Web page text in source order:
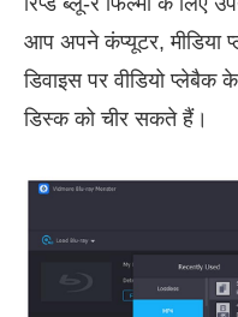
आप अपने कंप्यूटर, मीडिया
डिवाइस पर वीडियो प्लेबैक
डिस्क को चीर सकते हैं।